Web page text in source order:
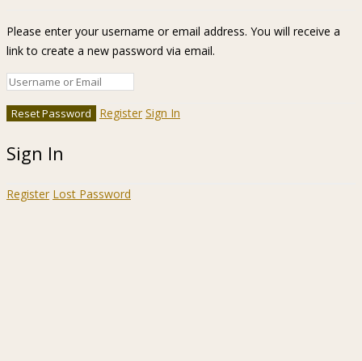
Please enter your username or email address. You will receive a
link to create a new password via email.
Register Sign In
Sign In
Register Lost Password